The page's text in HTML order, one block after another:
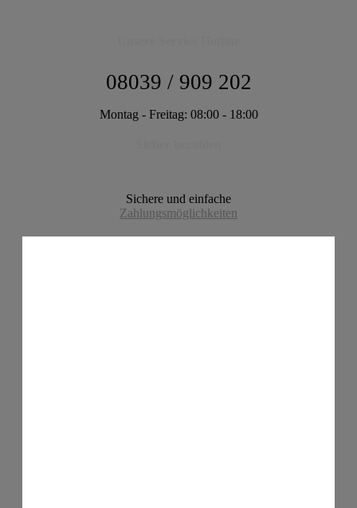
08039 / 909 202
Montag - Freitag: 08:00 - 18:00
Sichere und einfache
Zahlungsmöglichkeiten